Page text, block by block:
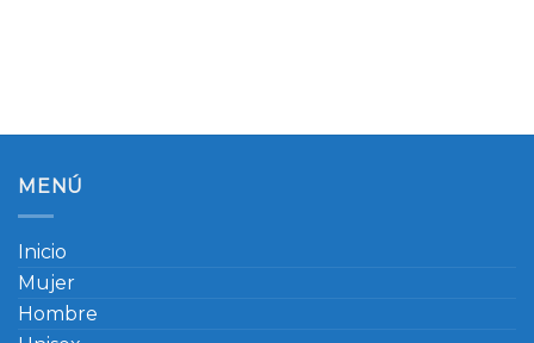
MENÚ
Inicio
Mujer
Hombre